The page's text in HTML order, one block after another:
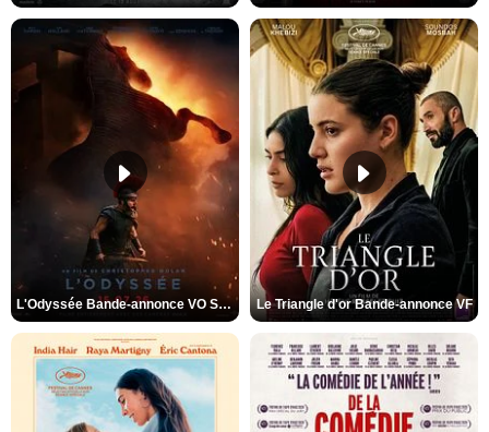
L'Odyssée Bande-annonce VO STFR Le Triangle d'or Bande-annonce VF